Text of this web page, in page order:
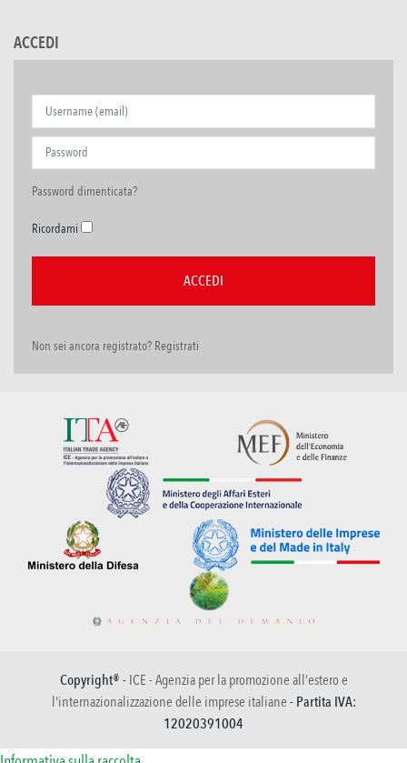
ACCEDI
Password dimenticata?
Ricordami
Non sei ancora registrato? Registrati
Copyright® - ICE - Agenzia per la promozione all’estero e
l'internazionalizzazione delle imprese italiane - Partita IVA:
12020391004